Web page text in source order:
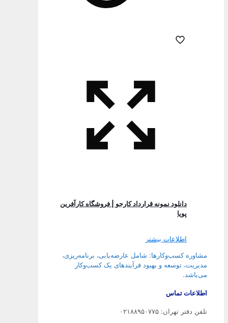
دانلود نمونه قرارداد کارجو | فروشگاه کارآفرین
پویا
اطلاعات بیشتر
مشاوره کسب‌وکارها: شامل عارضه‌یابی، برنامه‌ریزی،
مدیریت، توسعه و بهبود فرآیندهای یک کسب‌وکار
می‌باشد.
اطلاعات تماس
تلفن دفتر تهران: ۰۲۱۸۸۹۵۰۷۷۵